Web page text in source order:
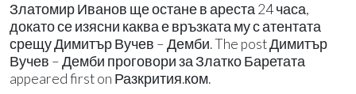
Златомир Иванов ще остане в ареста 24 часа,
докато се изясни каква е връзката му с атентата
срещу Димитър Вучев – Демби. The post Димитър
Вучев – Демби проговори за Златко Баретата
appeared first on Разкрития.ком.